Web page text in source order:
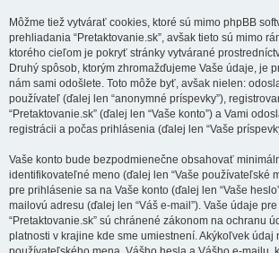
Môžme tiež vytvárať cookies, ktoré sú mimo phpBB
prehliadania “Pretaktovanie.sk”, avšak tieto sú mimo
ktorého cieľom je pokryť stránky vytvárané
Druhý spôsob, ktorým zhromažďujeme Vaše údaje, je
nám sami odošlete. Toto môže byť, avšak nielen:
používateľ (ďalej len “anonymné príspevky”),
“Pretaktovanie.sk” (ďalej len “Vaše konto”) a Vami
registrácii a počas prihlásenia (ďalej len “Vaše
Vaše konto bude bezpodmienečne obsahovať
identifikovateľné meno (ďalej len “Vaše používateľské
pre prihlásenie sa na Vaše konto (ďalej len “Vaše
mailovú adresu (ďalej len “Váš e-mail”). Vaše údaje
“Pretaktovanie.sk” sú chránené zákonom na ochranu
platnosti v krajine kde sme umiestnení. Akýkoľvek údaj